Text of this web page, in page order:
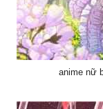
anime nữ